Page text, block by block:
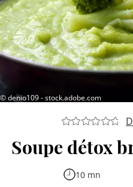
© denio109 - stock.adobe.com
Soupe détox
10 mn